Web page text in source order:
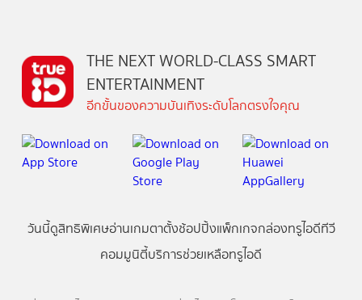
THE NEXT WORLD-CLASS SMART
ENTERTAINMENT
อีกขั้นของความบันเทิงระดับโลกตรงใจคุณ
วันนี้ดูสิทธิพิเศษอ่านเกมตาตั้งช้อปปิ้งแพ็กเกจกล่องทรูไอดีทีวี
คอมมูนิตี้บริการช่วยเหลือทรูไอดี